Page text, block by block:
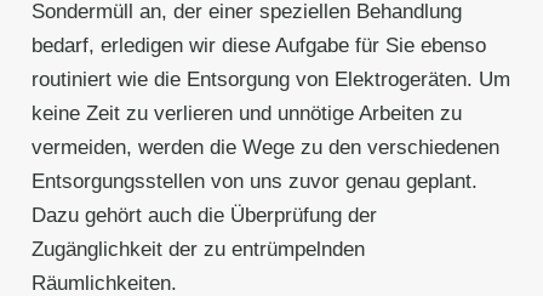
Sondermüll an, der einer speziellen Behandlung
bedarf, erledigen wir diese Aufgabe für Sie ebenso
routiniert wie die Entsorgung von Elektrogeräten. Um
keine Zeit zu verlieren und unnötige Arbeiten zu
vermeiden, werden die Wege zu den verschiedenen
Entsorgungsstellen von uns zuvor genau geplant.
Dazu gehört auch die Überprüfung der
Zugänglichkeit der zu entrümpelnden
Räumlichkeiten.